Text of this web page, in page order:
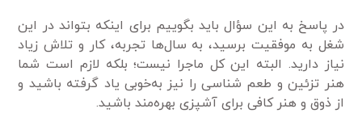
در پاسخ به این سؤال باید بگوییم برای اینکه بتواند در این
شغل به موفقیت برسید، به سال‌ها تجربه، کار و تلاش زیاد
نیاز دارید. البته این کل ماجرا نیست؛ بلکه لازم است شما
هنر تزئین و طعم شناسی را نیز به‌خوبی یاد گرفته باشید و
از ذوق و هنر کافی برای آشپزی بهره‌مند باشید.